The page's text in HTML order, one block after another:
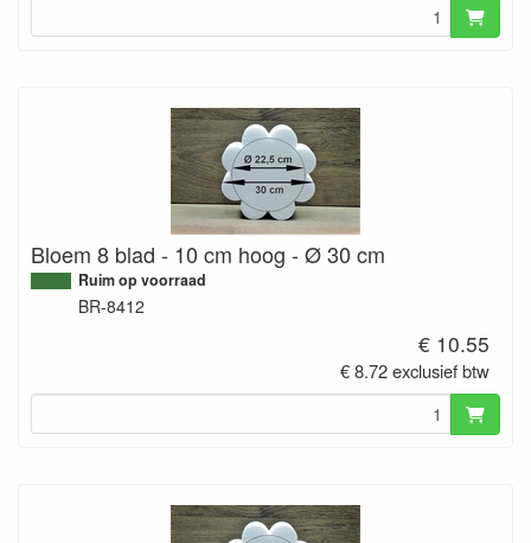
Bloem 8 blad - 10 cm hoog - Ø 30 cm
Ruim op voorraad
BR-8412
€ 10.55
€ 8.72 exclusief btw